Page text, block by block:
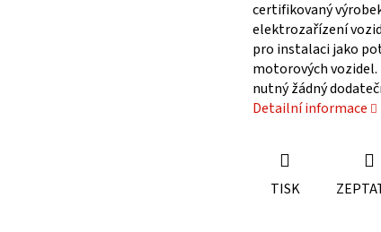
certifikovaný
elektrozařízení
pro instalaci jako
motorových
nutný žádný
Detailní informace
TISK